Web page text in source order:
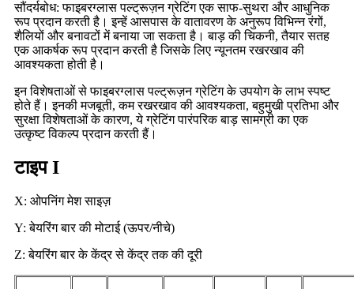
सौंदर्यबोध: फाइबरग्लास पल्ट्रूज़न ग्रेटिंग एक साफ-सुथरा और आधुनिक
रूप प्रदान करती है। इन्हें आसपास के वातावरण के अनुरूप विभिन्न रंगों,
शैलियों और बनावटों में बनाया जा सकता है। बाड़ की चिकनी, तैयार सतह
एक आकर्षक रूप प्रदान करती है जिसके लिए न्यूनतम रखरखाव की
आवश्यकता होती है।
इन विशेषताओं से फाइबरग्लास पल्ट्रूज़न ग्रेटिंग के उपयोग के लाभ स्पष्ट
होते हैं। इनकी मजबूती, कम रखरखाव की आवश्यकता, बहुमुखी प्रतिभा और
सुरक्षा विशेषताओं के कारण, ये ग्रेटिंग पारंपरिक बाड़ सामग्री का एक
उत्कृष्ट विकल्प प्रदान करती हैं।
टाइप I
X: ओपनिंग मेश साइज़
Y: बेयरिंग बार की मोटाई (ऊपर/नीचे)
Z: बेयरिंग बार के केंद्र से केंद्र तक की दूरी